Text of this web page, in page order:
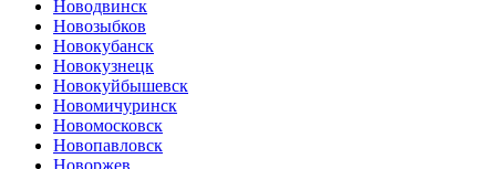
Новодвинск
Новозыбков
Новокубанск
Новокузнецк
Новокуйбышевск
Новомичуринск
Новомосковск
Новопавловск
Новоржев